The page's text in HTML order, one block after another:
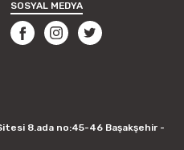
SOSYAL MEDYA
8.ada no:45-46 Başakşehir -